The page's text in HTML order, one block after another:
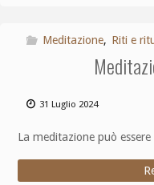
Meditazione, Riti e
31 Luglio 2024
La meditazione può